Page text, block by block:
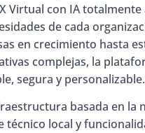
Virtual con IA totalmente
de cada
en crecimiento hasta
complejas, la
segura y personalizable.
basada en la
técnico local y